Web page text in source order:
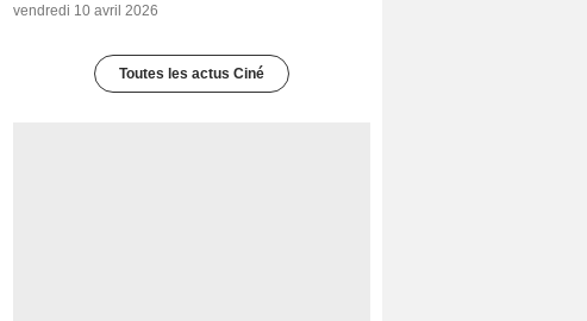
vendredi 10 avril 2026
Toutes les actus Ciné